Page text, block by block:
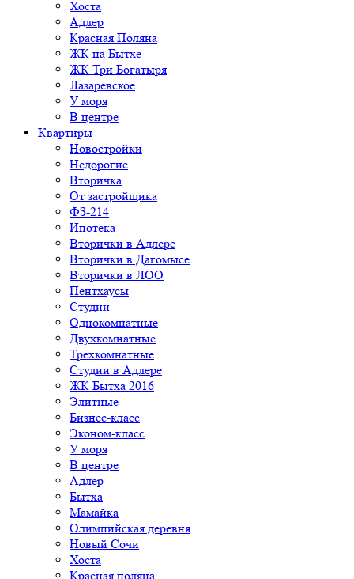
Хоста
Адлер
Красная Поляна
ЖК на Бытхе
ЖК Три Богатыря
Лазаревское
У моря
В центре
Квартиры
Новостройки
Недорогие
Вторичка
От застройщика
ФЗ-214
Ипотека
Вторички в Адлере
Вторички в Дагомысе
Вторички в ЛОО
Пентхаусы
Студии
Однокомнатные
Двухкомнатные
Трехкомнатные
Студии в Адлере
ЖК Бытха 2016
Элитные
Бизнес-класс
Эконом-класс
У моря
В центре
Адлер
Бытха
Мамайка
Олимпийская деревня
Новый Сочи
Хоста
Красная поляна